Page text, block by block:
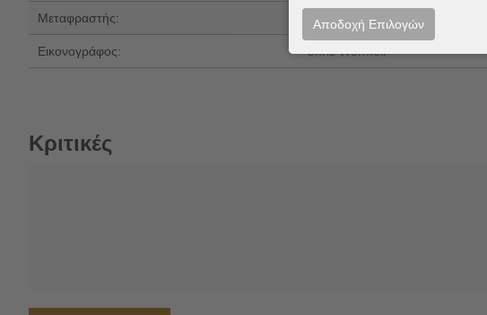
Μεταφραστής: Βαγγέλης Πρατικάκης
Εικονογράφος: Chris Wormell
Κριτικές
Αποδοχή Επιλογών